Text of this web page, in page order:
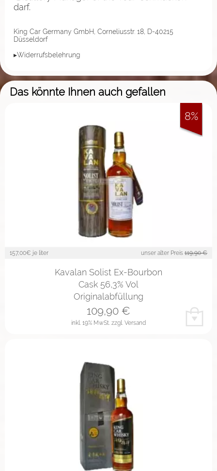
darf.
King Car Germany GmbH, Corneliusstr. 18, D-40215
Düsseldorf
▸Widerrufsbelehrung
Das könnte Ihnen auch gefallen
157,00€ je liter unser alter Preis 119,90 €
Kavalan Solist Ex-Bourbon
Cask 56,3% Vol
Originalabfüllung
inkl. 19% MwSt. zzgl. Versand
109,90 €
8%